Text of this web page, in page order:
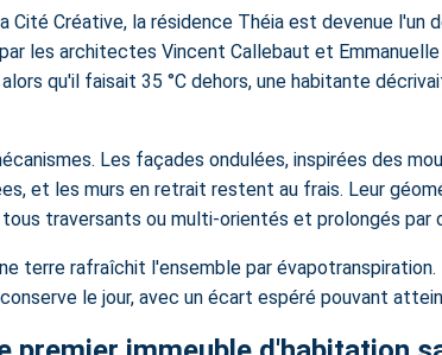
Cité Créative, la résidence Théia est devenue l'un
les architectes Vincent Callebaut et
qu'il faisait 35 °C dehors, une habitante
Les façades ondulées, inspirées des
et les murs en retrait restent au frais. Leur
traversants ou multi-orientés et prolongés par
terre rafraîchit l'ensemble par
le jour, avec un écart espéré pouvant